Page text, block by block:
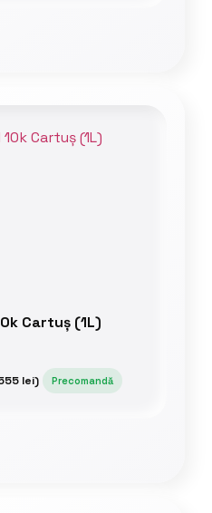
Cartuș (1L)
lei) Precomandă